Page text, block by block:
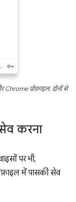
प्रोफ़ाइल, दोनों से
करना
पर भी,
में पासकी सेव